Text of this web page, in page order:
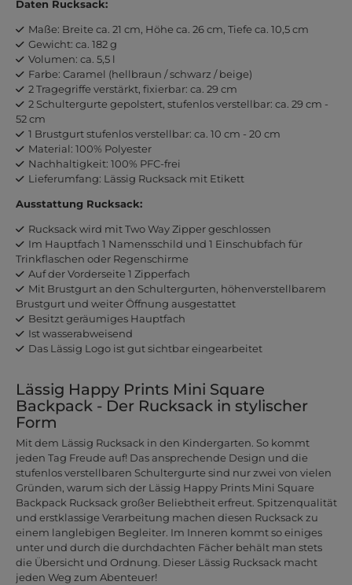
Daten Rucksack:
Maße: Breite ca. 21 cm, Höhe ca. 26 cm, Tiefe ca. 10,5 cm
Gewicht: ca. 182 g
Volumen: ca. 5,5 l
Farbe: Caramel (hellbraun / schwarz / beige)
2 Tragegriffe verstärkt, fixierbar: ca. 29 cm
2 Schultergurte gepolstert, stufenlos verstellbar: ca. 29 cm -
52 cm
1 Brustgurt stufenlos verstellbar: ca. 10 cm - 20 cm
Material: 100% Polyester
Nachhaltigkeit: 100% PFC-frei
Lieferumfang: Lässig Rucksack mit Etikett
Ausstattung Rucksack:
Rucksack wird mit Two Way Zipper geschlossen
Im Hauptfach 1 Namensschild und 1 Einschubfach für
Trinkflaschen oder Regenschirme
Auf der Vorderseite 1 Zipperfach
Mit Brustgurt an den Schultergurten, höhenverstellbarem
Brustgurt und weiter Öffnung ausgestattet
Besitzt geräumiges Hauptfach
Ist wasserabweisend
Das Lässig Logo ist gut sichtbar eingearbeitet
Lässig Happy Prints Mini Square
Backpack - Der Rucksack in stylischer
Form
Mit dem Lässig Rucksack in den Kindergarten. So kommt
jeden Tag Freude auf! Das ansprechende Design und die
stufenlos verstellbaren Schultergurte sind nur zwei von vielen
Gründen, warum sich der Lässig Happy Prints Mini Square
Backpack Rucksack großer Beliebtheit erfreut. Spitzenqualität
und erstklassige Verarbeitung machen diesen Rucksack zu
einem langlebigen Begleiter. Im Inneren kommt so einiges
unter und durch die durchdachten Fächer behält man stets
die Übersicht und Ordnung. Dieser Lässig Rucksack macht
jeden Weg zum Abenteuer!